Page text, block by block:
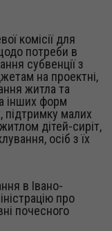
комісії для
потреби в
субвенції з
на проектні,
житла та
інших форм
підтримку малих
дітей-сиріт,
осіб з їх
в Івано-
про
почесного